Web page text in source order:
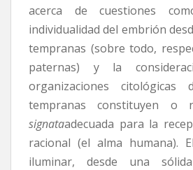
acerca de cuestiones
individualidad del embrión
tempranas (sobre todo,
paternas) y la
organizaciones citológicas
tempranas constituyen o
signataadecuada para la
racional (el alma humana).
iluminar, desde una